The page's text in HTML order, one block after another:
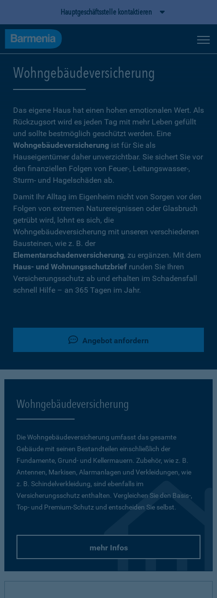
Hauptgeschäftsstelle kontaktieren
Wohngebäudeversicherung
Das eigene Haus hat einen hohen emotionalen Wert. Als
Rückzugsort wird es jeden Tag mit mehr Leben gefüllt
und sollte bestmöglich geschützt werden. Eine
Wohngebäudeversicherung ist für Sie als
Hauseigentümer daher unverzichtbar. Sie sichert Sie vor
den finanziellen Folgen von Feuer-, Leitungswasser-,
Sturm- und Hagelschäden ab.
Damit Ihr Alltag im Eigenheim nicht von Sorgen vor den
Folgen von extremen Naturereignissen oder Glasbruch
getrübt wird, lohnt es sich, die
Wohngebäudeversicherung mit unseren verschiedenen
Bausteinen, wie z. B. der
Elementarschadenversicherung, zu ergänzen. Mit dem
Haus- und Wohnungsschutzbrief runden Sie Ihren
Versicherungsschutz ab und erhalten im Schadensfall
schnell Hilfe – an 365 Tagen im Jahr.
Angebot anfordern
Wohngebäudeversicherung
Die Wohngebäudeversicherung umfasst das gesamte
Gebäude mit seinen Bestandteilen einschließlich der
Fundamente, Grund- und Kellermauern. Zubehör, wie z. B.
Antennen, Markisen, Alarmanlagen und Verkleidungen, wie
z. B. Schindelverkleidung, sind ebenfalls im
Versicherungsschutz enthalten. Vergleichen Sie den Basis-,
Top- und Premium-Schutz und entscheiden Sie selbst.
mehr Infos